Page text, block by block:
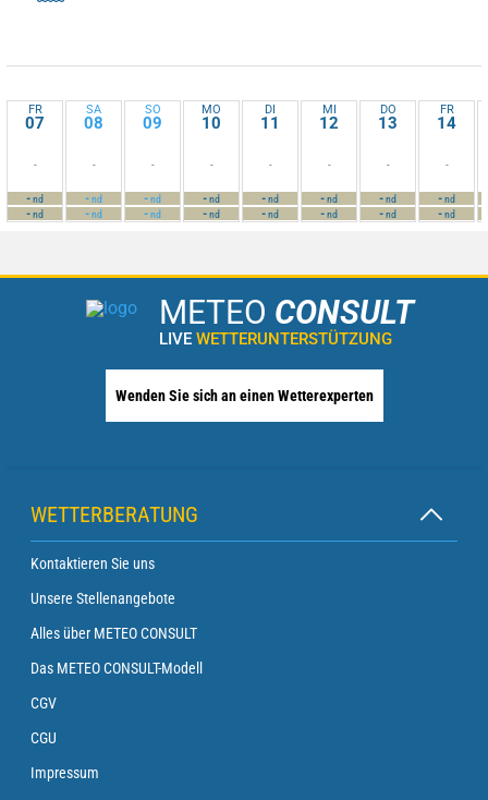
FR
07
-
-nd
-nd
SA
08
-
-nd
-nd
SO
09
-
-nd
-nd
MO
10
-
-nd
-nd
DI
11
-
-nd
-nd
MI
12
-
-nd
-nd
DO
13
-
-nd
-nd
FR
14
-
-nd
-nd
METEO CONSULT
LIVE WETTERUNTERSTÜTZUNG
Wenden Sie sich an einen Wetterexperten
WETTERBERATUNG
Kontaktieren Sie uns
Unsere Stellenangebote
Alles über METEO CONSULT
Das METEO CONSULT-Modell
CGV
CGU
Impressum